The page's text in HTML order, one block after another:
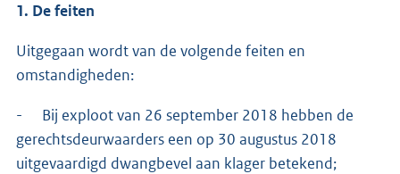
1. De feiten
Uitgegaan wordt van de volgende feiten en
omstandigheden:
- Bij exploot van 26 september 2018 hebben de
gerechtsdeurwaarders een op 30 augustus 2018
uitgevaardigd dwangbevel aan klager betekend;